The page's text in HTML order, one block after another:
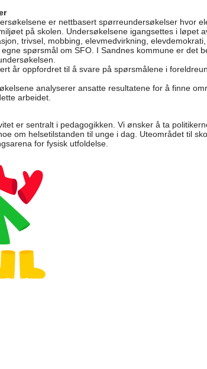
er nettbasert spørreundersøkelser hvor
på skolen. Undersøkelsene igangsettes i løpet
trivsel, mobbing, elevmedvirkning,
spørsmål om SFO. I Sandnes kommune er det
år oppfordret til å svare på spørsmålene i
analyserer ansatte resultatene for å finne
arbeidet.
er sentralt i pedagogikken. Vi ønsker å ta
om helsetilstanden til unge i dag. Uteområdet til
for fysisk utfoldelse.